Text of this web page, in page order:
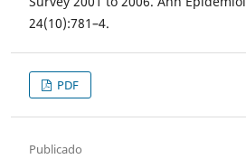
24(10):781–4.
PDF
Publicado